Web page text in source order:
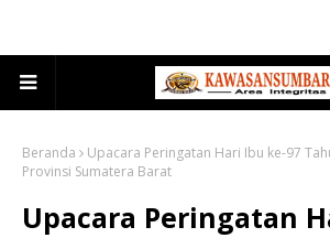
Beranda
Upacara Peringatan Hari Ibu ke-97
Provinsi Sumatera Barat
Upacara Peringatan